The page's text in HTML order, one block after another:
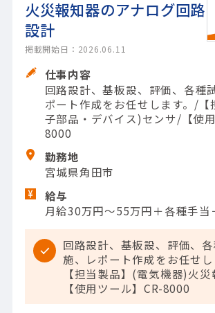
火災報知器のアナログ回路
設計
掲載開始日：2026.06.11
仕事内容
回路設計、基板設、評価、各種
ポート作成をお任せします。/【
子部品・デバイス)センサ/【使
8000
勤務地
宮城県角田市
給与
月給30万円～55万円＋各種手当
回路設計、基板設、評価、
施、レポート作成をお任せし
【担当製品】(電気機器)火災
【使用ツール】CR-8000